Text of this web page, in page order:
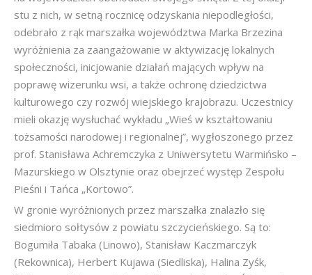
stu z nich, w setną rocznicę odzyskania niepodległości,
odebrało z rąk marszałka województwa Marka Brzezina
wyróżnienia za zaangażowanie w aktywizację lokalnych
społeczności, inicjowanie działań mających wpływ na
poprawę wizerunku wsi, a także ochronę dziedzictwa
kulturowego czy rozwój wiejskiego krajobrazu. Uczestnicy
mieli okazję wysłuchać wykładu „Wieś w kształtowaniu
tożsamości narodowej i regionalnej”, wygłoszonego przez
prof. Stanisława Achremczyka z Uniwersytetu Warmińsko –
Mazurskiego w Olsztynie oraz obejrzeć występ Zespołu
Pieśni i Tańca „Kortowo”.
W gronie wyróżnionych przez marszałka znalazło się
siedmioro sołtysów z powiatu szczycieńskiego. Są to:
Bogumiła Tabaka (Linowo), Stanisław Kaczmarczyk
(Rekownica), Herbert Kujawa (Siedliska), Halina Zyśk,